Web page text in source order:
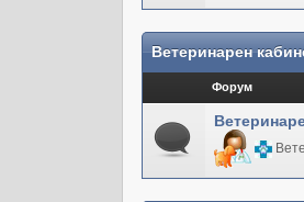
Ветеринарен
Форум